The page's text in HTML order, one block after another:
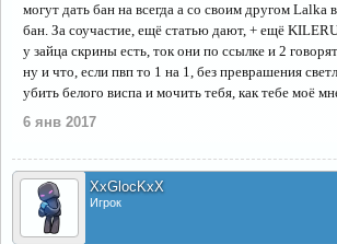
могут дать бан на всегда а со своим другом Lalka
бан. За соучастие, ещё статью дают, + ещё
у зайца скрины есть, ток они по ссылке и 2
ну и что, если пвп то 1 на 1, без преврашения
убить белого виспа и мочить тебя, как тебе моё
6 янв 2017
XxGlocKxX
Игрок